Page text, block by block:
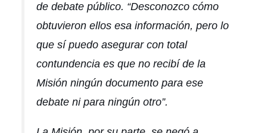
de debate público. “Desconozco cómo
obtuvieron ellos esa información, pero lo
que sí puedo asegurar con total
contundencia es que no recibí de la
Misión ningún documento para ese
debate ni para ningún otro”.